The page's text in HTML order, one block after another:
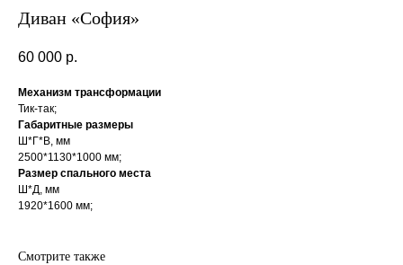
Диван «София»
60 000 р.
Механизм трансформации
Тик-так;
Габаритные размеры
Ш*Г*В, мм
2500*1130*1000 мм;
Размер спального места
Ш*Д, мм
1920*1600 мм;
Смотрите также